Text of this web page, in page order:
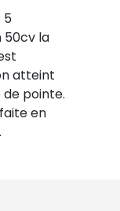
5
50cv la
atteint
de pointe.
en